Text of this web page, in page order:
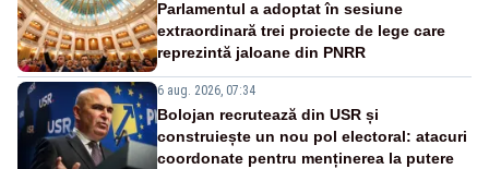
Parlamentul a adoptat în sesiune
extraordinară trei proiecte de lege care
reprezintă jaloane din PNRR
6 aug. 2026, 07:34
Bolojan recrutează din USR și
construiește un nou pol electoral: atacuri
coordonate pentru menținerea la putere